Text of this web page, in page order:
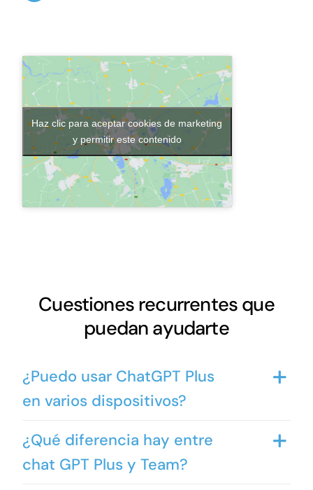
Haz clic para aceptar cookies de marketing
y permitir este contenido
Cuestiones recurrentes que
puedan ayudarte
¿Puedo usar ChatGPT Plus
en varios dispositivos?
¿Qué diferencia hay entre
chat GPT Plus y Team?